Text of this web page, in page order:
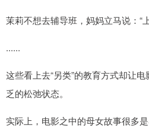
茉莉不想去辅导班，妈妈立马说：“
......
这些看上去“另类”的教育方式却让
乏的松弛状态。
实际上，电影之中的母女故事很多